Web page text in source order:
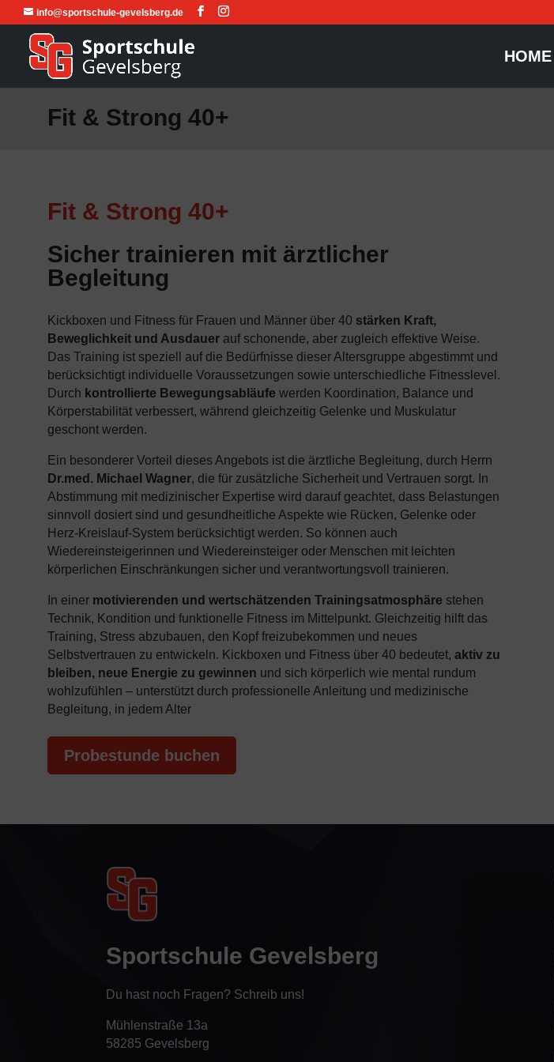
info@sportschule-gevelsberg.de
HOME
Fit & Strong 40+
Fit & Strong 40+
Sicher trainieren mit ärztlicher
Begleitung
Kickboxen und Fitness für Frauen und Männer über 40 stärken Kraft,
Beweglichkeit und Ausdauer auf schonende, aber zugleich effektive Weise.
Das Training ist speziell auf die Bedürfnisse dieser Altersgruppe abgestimmt und
berücksichtigt individuelle Voraussetzungen sowie unterschiedliche Fitnesslevel.
Durch kontrollierte Bewegungsabläufe werden Koordination, Balance und
Körperstabilität verbessert, während gleichzeitig Gelenke und Muskulatur
geschont werden.
Ein besonderer Vorteil dieses Angebots ist die ärztliche Begleitung, durch Herrn
Dr.med. Michael Wagner, die für zusätzliche Sicherheit und Vertrauen sorgt. In
Abstimmung mit medizinischer Expertise wird darauf geachtet, dass Belastungen
sinnvoll dosiert sind und gesundheitliche Aspekte wie Rücken, Gelenke oder
Herz-Kreislauf-System berücksichtigt werden. So können auch
Wiedereinsteigerinnen und Wiedereinsteiger oder Menschen mit leichten
körperlichen Einschränkungen sicher und verantwortungsvoll trainieren.
In einer motivierenden und wertschätzenden Trainingsatmosphäre stehen
Technik, Kondition und funktionelle Fitness im Mittelpunkt. Gleichzeitig hilft das
Training, Stress abzubauen, den Kopf freizubekommen und neues
Selbstvertrauen zu entwickeln. Kickboxen und Fitness über 40 bedeutet, aktiv zu
bleiben, neue Energie zu gewinnen und sich körperlich wie mental rundum
wohlzufühlen – unterstützt durch professionelle Anleitung und medizinische
Begleitung, in jedem Alter
Probestunde buchen
Sportschule Gevelsberg
Du hast noch Fragen? Schreib uns!
Mühlenstraße 13a
58285 Gevelsberg